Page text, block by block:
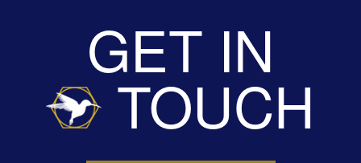
GET IN
TOUCH